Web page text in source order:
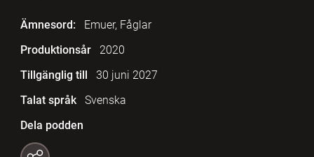
Ämnesord:
Emuer, Fåglar
Produktionsår
2020
Tillgänglig till
30 juni 2027
Talat språk
Svenska
Dela podden